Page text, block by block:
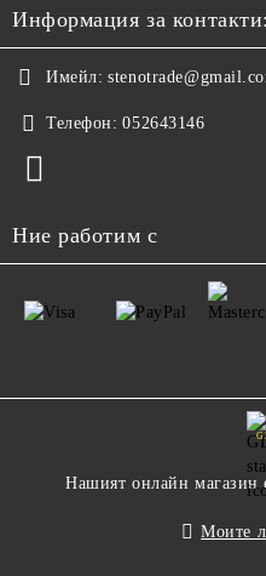
Информация за контакти:
Имейл:
Телефон: 052643146
Ние работим с
Нашият онлайн магазин
Моите